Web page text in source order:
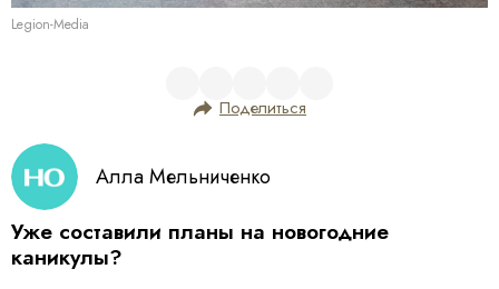
Legion-Media
Поделиться
Алла Мельниченко
Уже составили планы на новогодние
каникулы?